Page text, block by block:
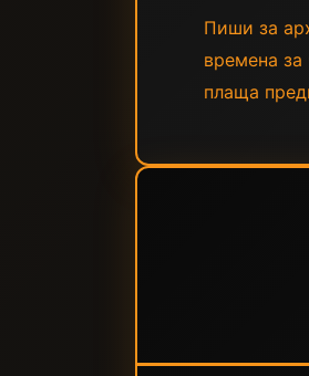
Пиши за
времена за
плаща